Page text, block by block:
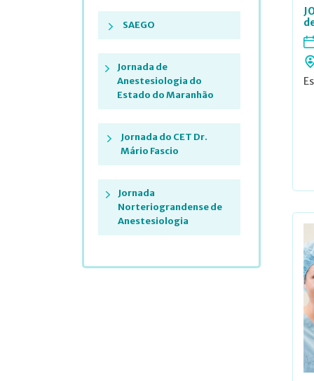
SAEGO
Jornada de
Anestesiologia do
Estado do Maranhão
Jornada do CET Dr.
Mário Fascio
Jornada
Norteriograndense de
Anestesiologia